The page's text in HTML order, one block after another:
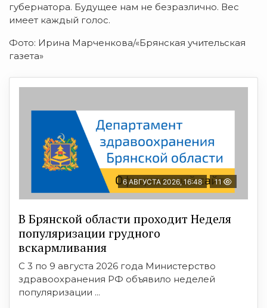
губернатора. Будущее нам не безразлично. Вес
имеет каждый голос.
Фото: Ирина Марченкова/«Брянская учительская
газета»
6 АВГУСТА 2026, 16:48 11
В Брянской области проходит Неделя
популяризации грудного
вскармливания
С 3 по 9 августа 2026 года Министерство
здравоохранения РФ объявило неделей
популяризации ...